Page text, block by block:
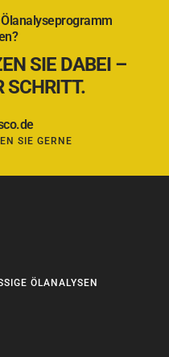
SIE DABEI –
SCHRITT.
SIE GERNE
ÖLANALYSEN